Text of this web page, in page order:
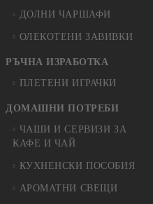
ДОЛНИ ЧАРШАФИ
ОЛЕКОТЕНИ ЗАВИВКИ
РЪЧНА ИЗРАБОТКА
ПЛЕТЕНИ ИГРАЧКИ
ДОМАШНИ ПОТРЕБИ
ЧАШИ И СЕРВИЗИ ЗА
КАФЕ И ЧАЙ
КУХНЕНСКИ ПОСОБИЯ
АРОМАТНИ СВЕЩИ